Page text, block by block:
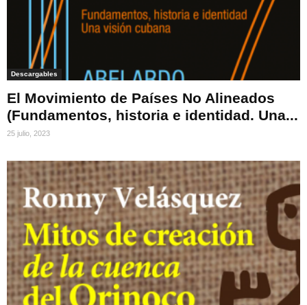
Descargables
El Movimiento de Países No Alineados
(Fundamentos, historia e identidad. Una...
25 julio, 2023